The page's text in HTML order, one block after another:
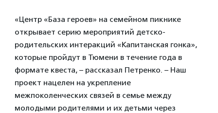
«Центр «База героев» на семейном пикнике
открывает серию мероприятий детско-
родительских интеракций «Капитанская гонка»,
которые пройдут в Тюмени в течение года в
формате квеста, – рассказал Петренко. – Наш
проект нацелен на укрепление
межпоколенческих связей в семье между
молодыми родителями и их детьми через